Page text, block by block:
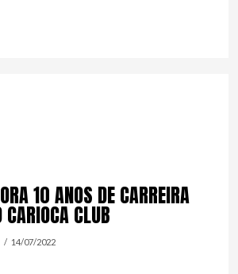
10 ANOS DE CARREIRA
CLUB
14/07/2022